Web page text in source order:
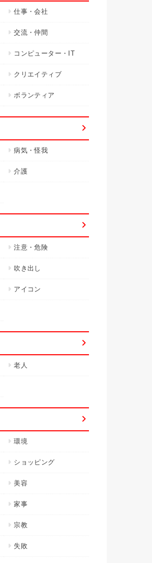
仕事・会社
交流・仲間
コンピューター・IT
クリエイティブ
ボランティア
病気・怪我
介護
注意・危険
吹き出し
アイコン
老人
環境
ショッピング
美容
家事
宗教
失敗